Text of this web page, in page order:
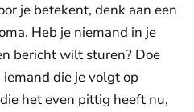
je betekent, denk aan een
Heb je niemand in je
bericht wilt sturen? Doe
die je volgt op
het even pittig heeft nu,